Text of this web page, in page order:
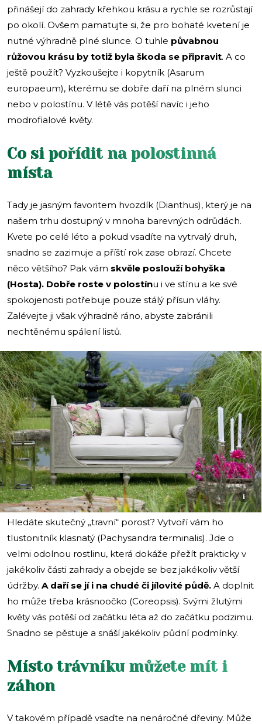
přinášejí do zahrady křehkou krásu a rychle se rozrůstají
po okolí. Ovšem pamatujte si, že pro bohaté kvetení je
nutné výhradně plné slunce. O tuhle půvabnou
růžovou krásu by totiž byla škoda se připravit. A co
ještě použít? Vyzkoušejte i kopytník (Asarum
europaeum), kterému se dobře daří na plném slunci
nebo v polostínu. V létě vás potěší navíc i jeho
modrofialové květy.
Co si pořídit na polostinná
místa
Tady je jasným favoritem hvozdík (Dianthus), který je na
našem trhu dostupný v mnoha barevných odrůdách.
Kvete po celé léto a pokud vsadíte na vytrvalý druh,
snadno se zazimuje a příští rok zase obrazí. Chcete
něco většího? Pak vám skvěle poslouží bohyška
(Hosta). Dobře roste v polostínu i ve stínu a ke své
spokojenosti potřebuje pouze stálý přísun vláhy.
Zalévejte ji však výhradně ráno, abyste zabránili
nechtěnému spálení listů.
i
Hledáte skutečný „travní“ porost? Vytvoří vám ho
tlustonitník klasnatý (Pachysandra terminalis). Jde o
velmi odolnou rostlinu, která dokáže přežít prakticky v
jakékoliv části zahrady a obejde se bez jakékoliv větší
údržby. A daří se jí i na chudé či jílovité půdě. A doplnit
ho může třeba krásnoočko (Coreopsis). Svými žlutými
květy vás potěší od začátku léta až do začátku podzimu.
Snadno se pěstuje a snáší jakékoliv půdní podmínky.
Místo trávníku můžete mít i
záhon
V takovém případě vsaďte na nenáročné dřeviny. Může